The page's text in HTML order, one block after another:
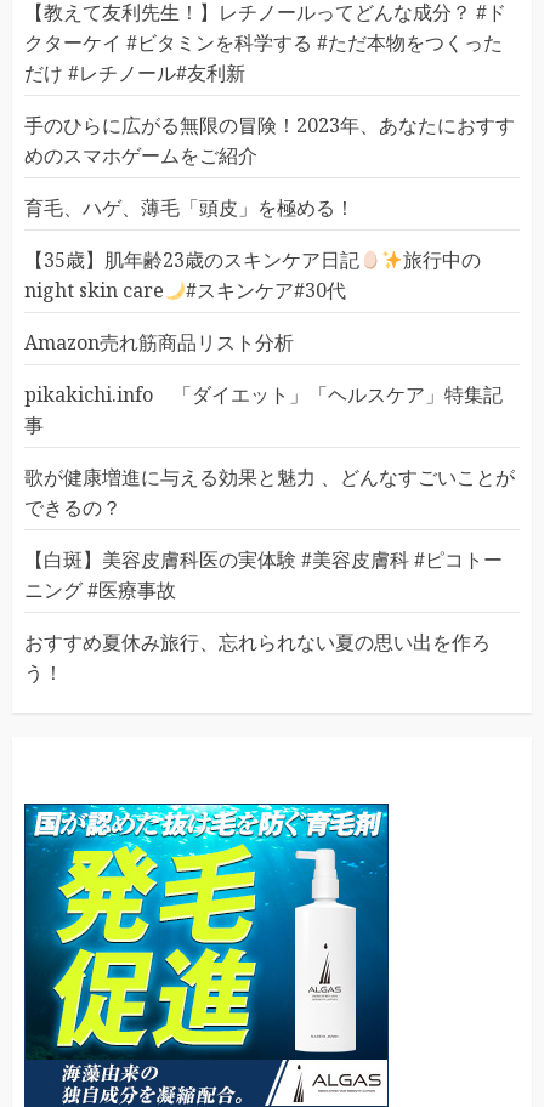
【教えて友利先生！】レチノールってどんな成分？ #ド
クターケイ #ビタミンを科学する #ただ本物をつくった
だけ #レチノール#友利新
手のひらに広がる無限の冒険！2023年、あなたにおすす
めのスマホゲームをご紹介
育毛、ハゲ、薄毛「頭皮」を極める！
【35歳】肌年齢23歳のスキンケア日記
旅行中の
night skin care
#スキンケア#30代
Amazon売れ筋商品リスト分析
pikakichi.info 「ダイエット」「ヘルスケア」特集記
事
歌が健康増進に与える効果と魅力 、どんなすごいことが
できるの？
【白斑】美容皮膚科医の実体験 #美容皮膚科 #ピコトー
ニング #医療事故
おすすめ夏休み旅行、忘れられない夏の思い出を作ろ
う！